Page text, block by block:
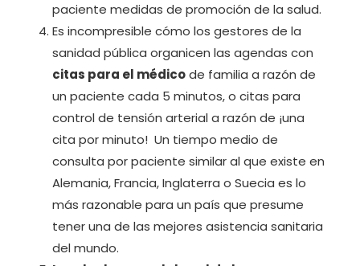
paciente medidas de promoción de la salud.
Es incompresible cómo los gestores de la
sanidad pública organicen las agendas con
citas para el médicode familia a razón de
un paciente cada 5 minutos, o citas para
control de tensión arterial a razón de ¡una
cita por minuto! Un tiempo medio de
consulta por paciente similar al que existe en
Alemania, Francia, Inglaterra o Suecia es lo
más razonable para un país que presume
tener una de las mejores asistencia sanitaria
del mundo.